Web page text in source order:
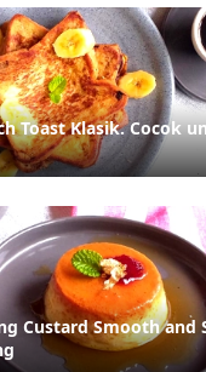
Toast Klasik. Cocok
Custard Smooth and